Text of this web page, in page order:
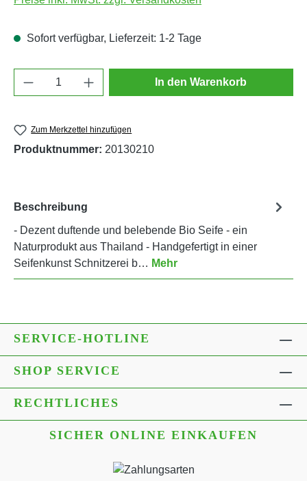
Sofort verfügbar, Lieferzeit: 1-2 Tage
Produkt Anzahl: Gib den gewünschten
In den Warenkorb
Zum Merkzettel hinzufügen
Produktnummer: 20130210
Beschreibung
- Dezent duftende und belebende Bio Seife - ein
Naturprodukt aus Thailand - Handgefertigt in einer
Seifenkunst Schnitzerei b… Mehr
SERVICE-HOTLINE
SHOP SERVICE
RECHTLICHES
SICHER ONLINE EINKAUFEN